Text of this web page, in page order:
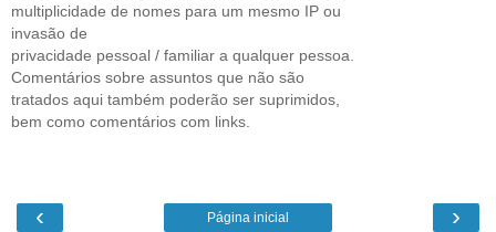
multiplicidade de nomes para um mesmo IP ou
invasão de
privacidade pessoal / familiar a qualquer pessoa.
Comentários sobre assuntos que não são
tratados aqui também poderão ser suprimidos,
bem como comentários com links.
‹ ›
Página inicial